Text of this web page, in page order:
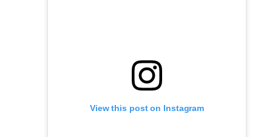
View this post on Instagram